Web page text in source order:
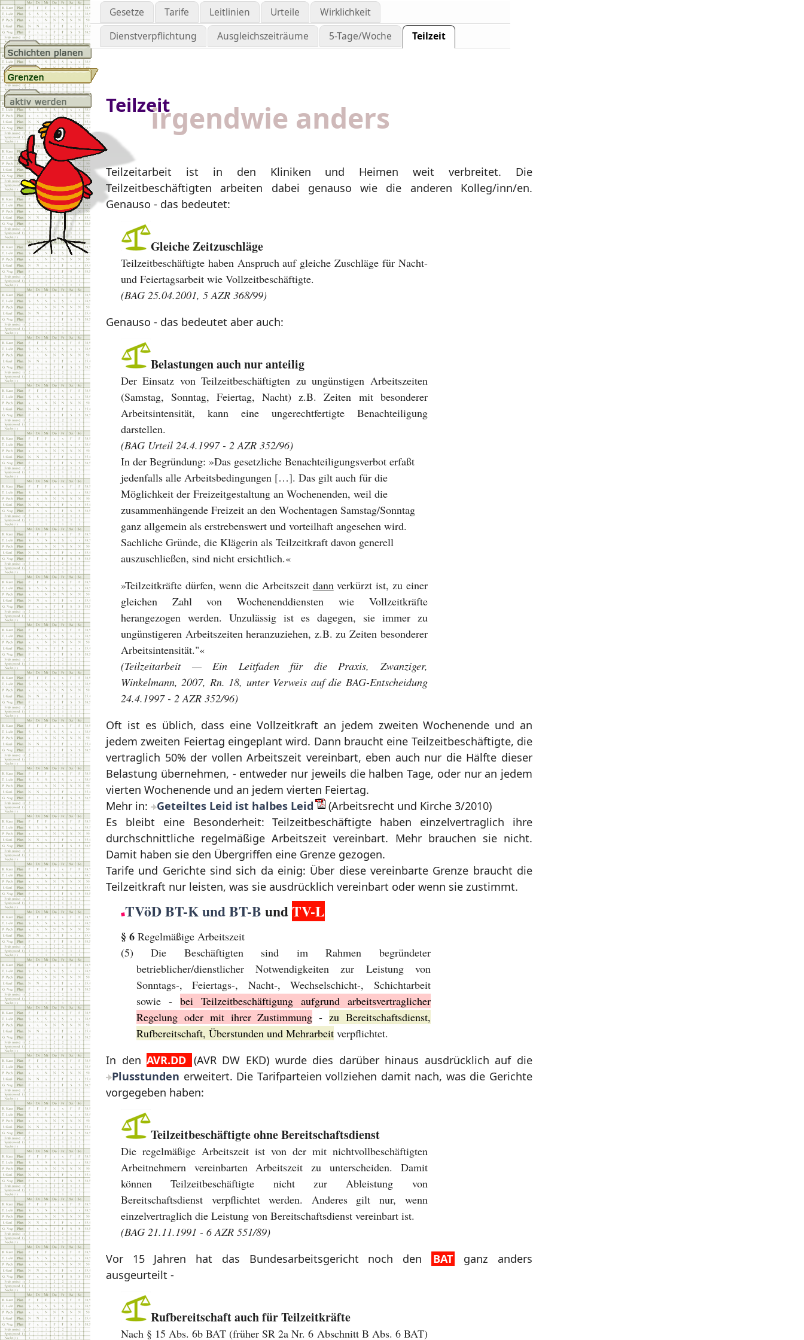
Gesetze Tarife Leitlinien Urteile
Wirklichkeit
Dienstverpflichtung
Ausgleichszeiträume 5-Tage/Woche Teilzeit
Teilzeitirgendwie anders
Teilzeitarbeit ist in den Kliniken und Heimen weit verbreitet. Die
Teilzeitbeschäftigten arbeiten dabei genauso wie die anderen Kolleg/inn/en.
Genauso - das bedeutet:
Gleiche Zeitzuschläge
Teilzeitbeschäftigte haben Anspruch auf gleiche Zuschläge für Nacht-
und Feiertagsarbeit wie Vollzeitbeschäftigte.
(BAG 25.04.2001, 5 AZR 368/99)
Genauso - das bedeutet aber auch:
Belastungen auch nur anteilig
Der Einsatz von Teilzeitbeschäftigten zu ungünstigen Arbeitszeiten
(Samstag, Sonntag, Feiertag, Nacht) z.B. Zeiten mit besonderer
Arbeitsintensität, kann eine ungerechtfertigte Benachteiligung
darstellen.
(BAG Urteil 24.4.1997 - 2 AZR 352/96)
In der Begründung: »Das gesetzliche Benachteiligungsverbot erfaßt
jedenfalls alle Arbeitsbedingungen […]. Das gilt auch für die
Möglichkeit der Freizeitgestaltung an Wochenenden, weil die
zusammenhängende Freizeit an den Wochentagen Samstag/Sonntag
ganz allgemein als erstrebenswert und vorteilhaft angesehen wird.
Sachliche Gründe, die Klägerin als Teilzeitkraft davon generell
auszuschließen, sind nicht ersichtlich.«
»Teilzeitkräfte dürfen, wenn die Arbeitszeit dannverkürzt ist, zu einer
gleichen Zahl von Wochenenddiensten wie Vollzeitkräfte
herangezogen werden. Unzulässig ist es dagegen, sie immer zu
ungünstigeren Arbeitszeiten heranzuziehen, z.B. zu Zeiten besonderer
Arbeitsintensität."«
(Teilzeitarbeit — Ein Leitfaden für die Praxis, Zwanziger,
Winkelmann, 2007, Rn. 18, unter Verweis auf die BAG-Entscheidung
24.4.1997 - 2 AZR 352/96)
Oft ist es üblich, dass eine Vollzeitkraft an jedem zweiten Wochenende und an
jedem zweiten Feiertag eingeplant wird. Dann braucht eine Teilzeitbeschäftigte, die
vertraglich 50% der vollen Arbeitszeit vereinbart, eben auch nur die Hälfte dieser
Belastung übernehmen, - entweder nur jeweils die halben Tage, oder nur an jedem
vierten Wochenende und an jedem vierten Feiertag.
Mehr in:
Geteiltes Leid ist halbes Leid
(Arbeitsrecht und Kirche 3/2010)
Es bleibt eine Besonderheit: Teilzeitbeschäftigte haben einzelvertraglich ihre
durchschnittliche regelmäßige Arbeitszeit vereinbart. Mehr brauchen sie nicht.
Damit haben sie den Übergriffen eine Grenze gezogen.
Tarife und Gerichte sind sich da einig: Über diese vereinbarte Grenze braucht die
Teilzeitkraft nur leisten, was sie ausdrücklich vereinbart oder wenn sie zustimmt.
TVöD BT-K und BT-B undTV-L
§ 6 Regelmäßige Arbeitszeit
(5) Die Beschäftigten sind im Rahmen begründeter
betrieblicher/dienstlicher Notwendigkeiten zur Leistung von
Sonntags-, Feiertags-, Nacht-, Wechselschicht-, Schichtarbeit
sowie - bei Teilzeitbeschäftigung aufgrund arbeitsvertraglicher
Regelung oder mit ihrer Zustimmung -zu Bereitschaftsdienst,
Rufbereitschaft, Überstunden und Mehrarbeit verpflichtet.
In denAVR.DD (AVR DW EKD) wurde dies darüber hinaus ausdrücklich auf die
Plusstunden erweitert. Die Tarifparteien vollziehen damit nach, was die Gerichte
vorgegeben haben:
Teilzeitbeschäftigte ohne Bereitschaftsdienst
Die regelmäßige Arbeitszeit ist von der mit nichtvollbeschäftigten
Arbeitnehmern vereinbarten Arbeitszeit zu unterscheiden. Damit
können Teilzeitbeschäftigte nicht zur Ableistung von
Bereitschaftsdienst verpflichtet werden. Anderes gilt nur, wenn
einzelvertraglich die Leistung von Bereitschaftsdienst vereinbart ist.
(BAG 21.11.1991 - 6 AZR 551/89)
Vor 15 Jahren hat das Bundesarbeitsgericht noch den
BAT ganz anders
ausgeurteilt -
Rufbereitschaft auch für Teilzeitkräfte
Nach § 15 Abs. 6b BAT (früher SR 2a Nr. 6 Abschnitt B Abs. 6 BAT)